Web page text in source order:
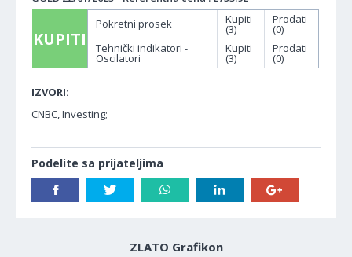
KUPITI
Pokretni prosek Kupiti
(3)
Prodati
(0)
Tehnički indikatori -
Oscilatori
Kupiti
(3)
Prodati
(0)
IZVORI:
CNBC, Investing;
Podelite sa prijateljima
ZLATO Grafikon